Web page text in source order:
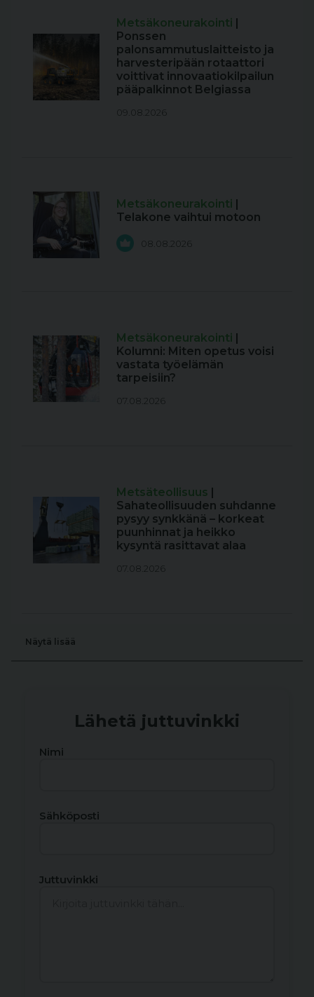
Metsäkoneurakointi
Ponssen
palonsammutuslaitteisto ja
harvesteripään rotaattori
voittivat innovaatiokilpailun
pääpalkinnot Belgiassa
09.08.2026
Metsäkoneurakointi
Telakone vaihtui motoon
08.08.2026
Metsäkoneurakointi
Kolumni: Miten opetus voisi
vastata työelämän
tarpeisiin?
07.08.2026
Metsäteollisuus
Sahateollisuuden suhdanne
pysyy synkkänä – korkeat
puunhinnat ja heikko
kysyntä rasittavat alaa
07.08.2026
Näytä lisää
Lähetä juttuvinkki
Nimi
Sähköposti
Juttuvinkki